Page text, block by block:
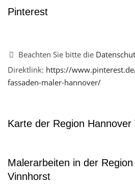
Pinterest
Beachten Sie bitte die
Direktlink: https://
fassaden-maler-hannover/
Karte der Region Hannover
Malerarbeiten in der
Vinnhorst